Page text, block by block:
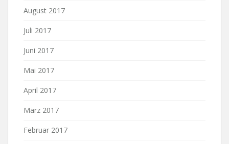
August 2017
Juli 2017
Juni 2017
Mai 2017
April 2017
März 2017
Februar 2017